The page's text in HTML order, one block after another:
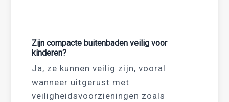
Zijn compacte buitenbaden veilig voor
kinderen?
Ja, ze kunnen veilig zijn, vooral
wanneer uitgerust met
veiligheidsvoorzieningen zoals